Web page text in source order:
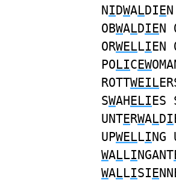
NIDWALDIE
OBWALDIEN
ORWELLIEN
POLICEW
ROTTWEIL
SWAHELIES
UNTERWALDI
UPWELLING
WALLINGANT
WALLISIE